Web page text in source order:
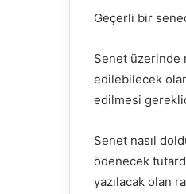
Geçerli bir
Senet üzerinde
edilebilecek
edilmesi
Senet nasıl
ödenecek
yazılacak olan